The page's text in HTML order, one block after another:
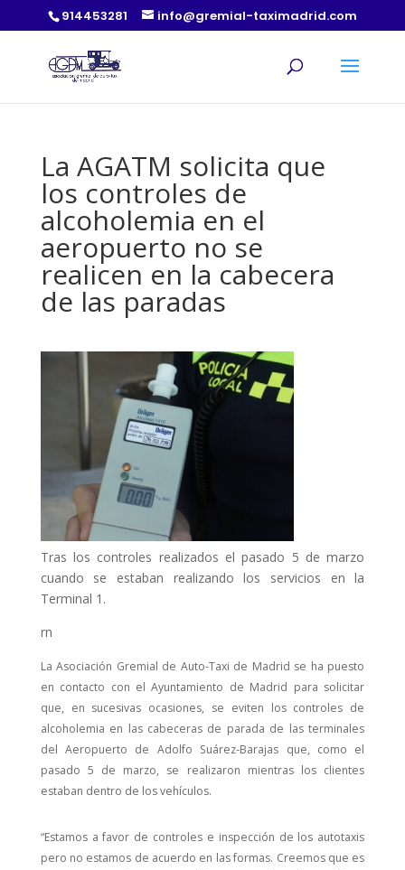
914453281 info@gremial-taximadrid.com
La AGATM solicita que
los controles de
alcoholemia en el
aeropuerto no se
realicen en la cabecera
de las paradas
Tras los controles realizados el pasado 5 de marzo
cuando se estaban realizando los servicios en la
Terminal 1.
rn
La Asociación Gremial de Auto-Taxi de Madrid se ha puesto
en contacto con el Ayuntamiento de Madrid para solicitar
que, en sucesivas ocasiones, se eviten los controles de
alcoholemia en las cabeceras de parada de las terminales
del Aeropuerto de Adolfo Suárez-Barajas que, como el
pasado 5 de marzo, se realizaron mientras los clientes
estaban dentro de los vehículos.
“Estamos a favor de controles e inspección de los autotaxis
pero no estamos de acuerdo en las formas. Creemos que es